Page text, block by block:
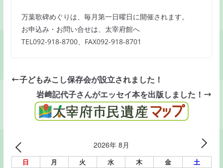
万葉歌碑めぐりは、毎月第一日曜日に開催されます。
お申込み・お問い合せは、太宰府館へ
TEL092-918-8700、FAX092-918-8701
子どもみこし保存会が設立されました！
岩﨑記代子さんがエッセイ本を出版しました！
2026年 8月
日 月 火 水 木 金 土